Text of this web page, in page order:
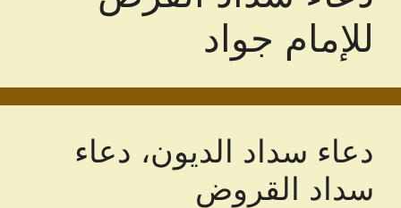
للإمام جواد
دعاء سداد الديون، دعاء
سداد القروض